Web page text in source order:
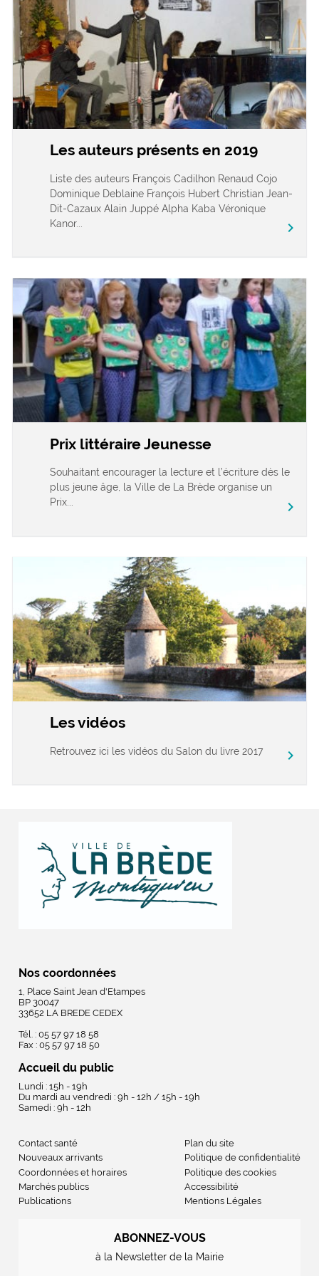
Les auteurs présents en 2019
Liste des auteurs François Cadilhon Renaud Cojo
Dominique Deblaine François Hubert Christian Jean-
Dit-Cazaux Alain Juppé Alpha Kaba Véronique
Kanor...
chevron_right
Prix littéraire Jeunesse
Souhaitant encourager la lecture et l’écriture dès le
plus jeune âge, la Ville de La Brède organise un
Prix...
chevron_right
Les vidéos
Retrouvez ici les vidéos du Salon du livre 2017 chevron_right
Nos coordonnées
1, Place Saint Jean d'Etampes
BP 30047
33652 LA BREDE CEDEX
Tél. : 05 57 97 18 58
Fax : 05 57 97 18 50
Accueil du public
Lundi : 15h - 19h
Du mardi au vendredi : 9h - 12h / 15h - 19h
Samedi : 9h - 12h
Contact santé
Nouveaux arrivants
Coordonnées et horaires
Marchés publics
Publications
Plan du site
Politique de confidentialité
Politique des cookies
Accessibilité
Mentions Légales
ABONNEZ-VOUS
à la Newsletter de la Mairie